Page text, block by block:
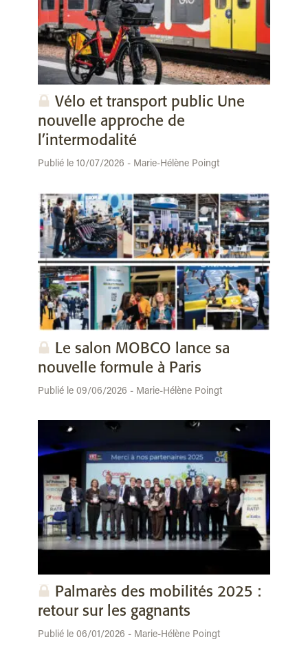
Vélo et transport public Une
nouvelle approche de
l’intermodalité
Publié le 10/07/2026 - Marie-Hélène Poingt
Le salon MOBCO lance sa
nouvelle formule à Paris
Publié le 09/06/2026 - Marie-Hélène Poingt
Palmarès des mobilités 2025 :
retour sur les gagnants
Publié le 06/01/2026 - Marie-Hélène Poingt